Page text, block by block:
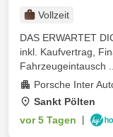
Vollzeit
DAS ERWARTET
inkl. Kaufvertrag,
Fahrzeugeintausch ...
Porsche Inter
Sankt Pölten
vor 5 Tagen